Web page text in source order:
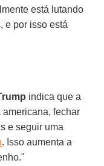
está lutando
e por isso está
indica que a
fechar
e seguir uma
. Isso aumenta a